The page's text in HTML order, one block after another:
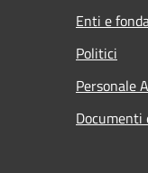
Enti e
Politici
Personale
Documenti